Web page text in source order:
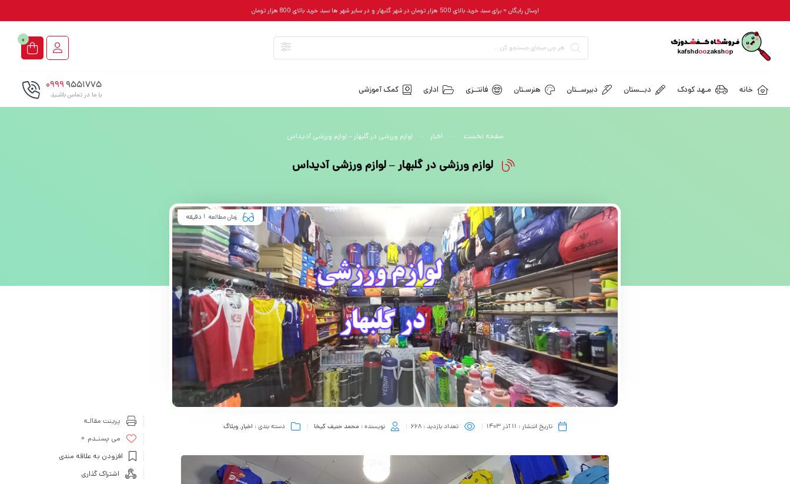
ارسال رایگان = برای سبد خرید بالای 500 هزار تومان در شهر گلبهار و در سایر شهر ها سبد خرید بالای 800 هزار تومان
0
خانه مـهد کودک دبــستان دبیرســتان هنرسـتان فانتــزی اداری کمک آموزشی 9551775
0999
با ما در تماس باشـید
صفحه نخست اخبار لوازم ورزشی در گلبهار – لوازم ورزشی آدیداس
لوازم ورزشی در گلبهار – لوازم ورزشی آدیداس
زمان مطالعه 1 دقیقه
تاریخ انتشار : 11 آذر 1403 تعداد بازدید : 668 نویسنده : محمد حنیف کیخا دسته بندی : اخبار,وبلاگ
پرینت مقالـه
می پسنـدم 0
افزودن به علاقه مندی
اشتراک گذاری